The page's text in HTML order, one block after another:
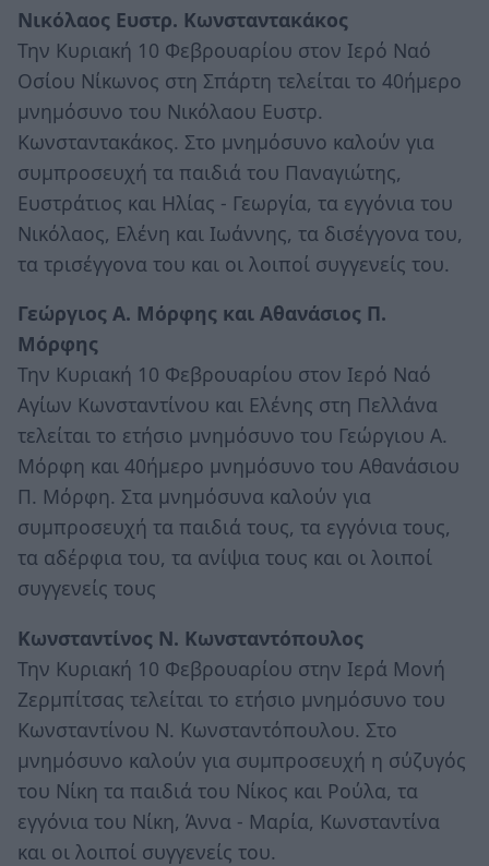
Νικόλαος Ευστρ. Κωνσταντακάκος
Την Κυριακή 10 Φεβρουαρίου στον Ιερό Ναό
Οσίου Νίκωνος στη Σπάρτη τελείται το 40ήμερο
μνημόσυνο του Νικόλαου Ευστρ.
Κωνσταντακάκος. Στο μνημόσυνο καλούν για
συμπροσευχή τα παιδιά του Παναγιώτης,
Ευστράτιος και Ηλίας - Γεωργία, τα εγγόνια του
Νικόλαος, Ελένη και Ιωάννης, τα δισέγγονα του,
τα τρισέγγονα του και οι λοιποί συγγενείς του.
Γεώργιος Α. Μόρφης και Αθανάσιος Π.
Μόρφης
Την Κυριακή 10 Φεβρουαρίου στον Ιερό Ναό
Αγίων Κωνσταντίνου και Ελένης στη Πελλάνα
τελείται το ετήσιο μνημόσυνο του Γεώργιου Α.
Μόρφη και 40ήμερο μνημόσυνο του Αθανάσιου
Π. Μόρφη. Στα μνημόσυνα καλούν για
συμπροσευχή τα παιδιά τους, τα εγγόνια τους,
τα αδέρφια του, τα ανίψια τους και οι λοιποί
συγγενείς τους
Κωνσταντίνος Ν. Κωνσταντόπουλος
Την Κυριακή 10 Φεβρουαρίου στην Ιερά Μονή
Ζερμπίτσας τελείται το ετήσιο μνημόσυνο του
Κωνσταντίνου Ν. Κωνσταντόπουλου. Στο
μνημόσυνο καλούν για συμπροσευχή η σύζυγός
του Νίκη τα παιδιά του Νίκος και Ρούλα, τα
εγγόνια του Νίκη, Άννα - Μαρία, Κωνσταντίνα
και οι λοιποί συγγενείς του.